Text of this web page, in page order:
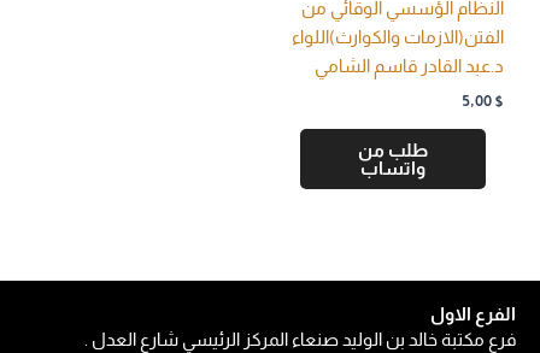
النظام الؤسسي الوقائي من
الفتن(الازمات والكوارث)اللواء
د.عبد القادر قاسم الشامي
5,00 $
طلب من
واتساب
الفرع الاول
فرع مكتبة خالد بن الوليد صنعاء المركز الرئيسي شارع العدل .